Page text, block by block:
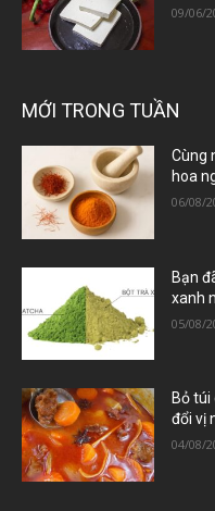
09/06/
MỚI TRONG TUẦN
Cùng
hoa
06/08/
Bạn
xanh
05/08/
Bỏ
đổi vị
04/08/